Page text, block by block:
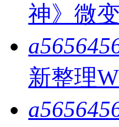
神》微
新整理